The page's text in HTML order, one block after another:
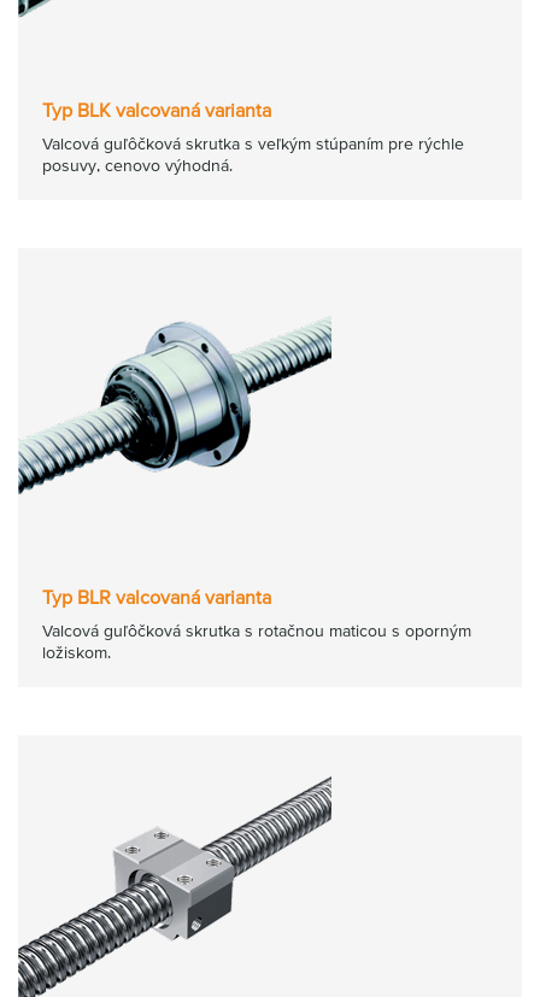
Typ BLK valcovaná varianta
Valcová guľôčková skrutka s veľkým stúpaním pre rýchle
posuvy, cenovo výhodná.
Typ BLR valcovaná varianta
Valcová guľôčková skrutka s rotačnou maticou s oporným
ložiskom.